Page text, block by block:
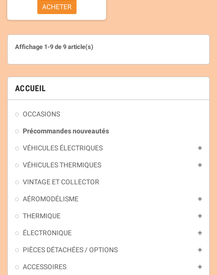
ACCUEIL
OCCASIONS
Précommandes nouveautés
VÉHICULES ÉLECTRIQUES add
VÉHICULES THERMIQUES add
VINTAGE ET COLLECTOR
AÉROMODÉLISME add
THERMIQUE add
ÉLECTRONIQUE add
PIÈCES DÉTACHÉES / OPTIONS add
ACCESSOIRES add
ACHETER
Affichage 1-9 de 9 article(s)